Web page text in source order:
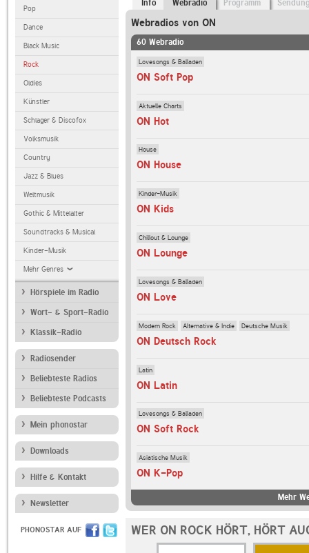
Pop
Dance
Black Music
Rock
Oldies
Künstler
Schlager & Discofox
Volksmusik
Country
Jazz & Blues
Weltmusik
Gothic & Mittelalter
Soundtracks & Musical
Kinder-Musik
Mehr Genres
Hörspiele im Radio
Wort- & Sport-Radio
Klassik-Radio
Radiosender
Beliebteste Radios
Beliebteste Podcasts
Mein phonostar
Downloads
Hilfe & Kontakt
Newsletter
PHONOSTAR AUF
Info Webradio Programm
Webradios von ON
60 Webradio
Lovesongs & Balladen
ON Soft Pop
Aktuelle Charts
ON Hot
House
ON House
Kinder-Musik
ON Kids
Chillout & Lounge
ON Lounge
Lovesongs & Balladen
ON Love
Modern Rock Alternative & Indie Deutsche Musik
ON Deutsch Rock
Latin
ON Latin
Lovesongs & Balladen
ON Soft Rock
Asiatische Musik
ON K-Pop
Mehr
WER ON ROCK HÖRT, HÖRT